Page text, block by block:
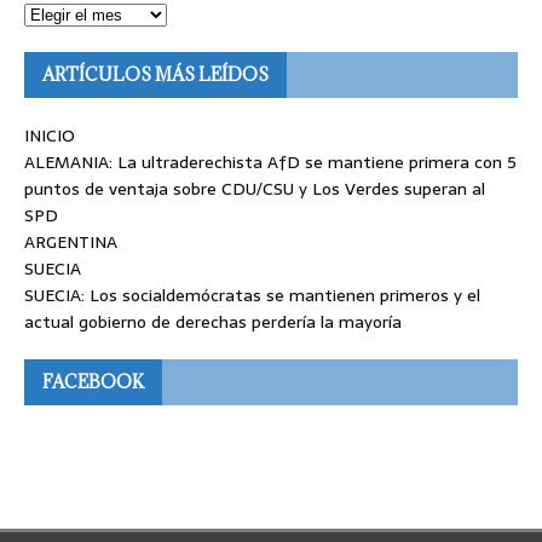
ARTÍCULOS MÁS LEÍDOS
INICIO
ALEMANIA: La ultraderechista AfD se mantiene primera con 5
puntos de ventaja sobre CDU/CSU y Los Verdes superan al
SPD
ARGENTINA
SUECIA
SUECIA: Los socialdemócratas se mantienen primeros y el
actual gobierno de derechas perdería la mayoría
FACEBOOK